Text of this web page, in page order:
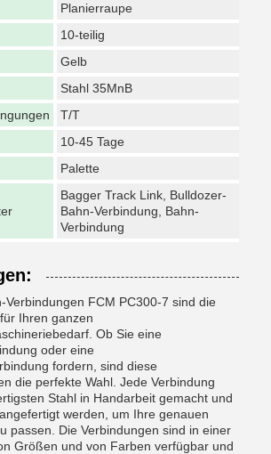
Planierraupe
10-teilig
Gelb
Stahl 35MnB
T/T
10-45 Tage
Palette
Bagger Track Link, Bulldozer-
Bahn-Verbindung, Bahn-
Verbindung
Verbindungen FCM PC300-7 sind die
Ihren ganzen
Ob Sie eine
oder eine
fordern, sind diese
die perfekte Wahl. Jede Verbindung
Stahl in Handarbeit gemacht und
werden, um Ihre genauen
passen. Die Verbindungen sind in einer
Größen und von Farben verfügbar und